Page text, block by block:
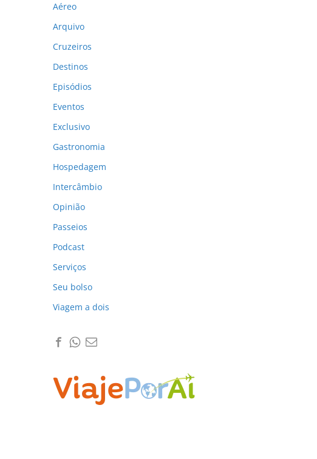
Aéreo
Arquivo
Cruzeiros
Destinos
Episódios
Eventos
Exclusivo
Gastronomia
Hospedagem
Intercâmbio
Opinião
Passeios
Podcast
Serviços
Seu bolso
Viagem a dois